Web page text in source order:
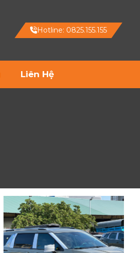
Hotline: 0825.155.155
Liên Hệ